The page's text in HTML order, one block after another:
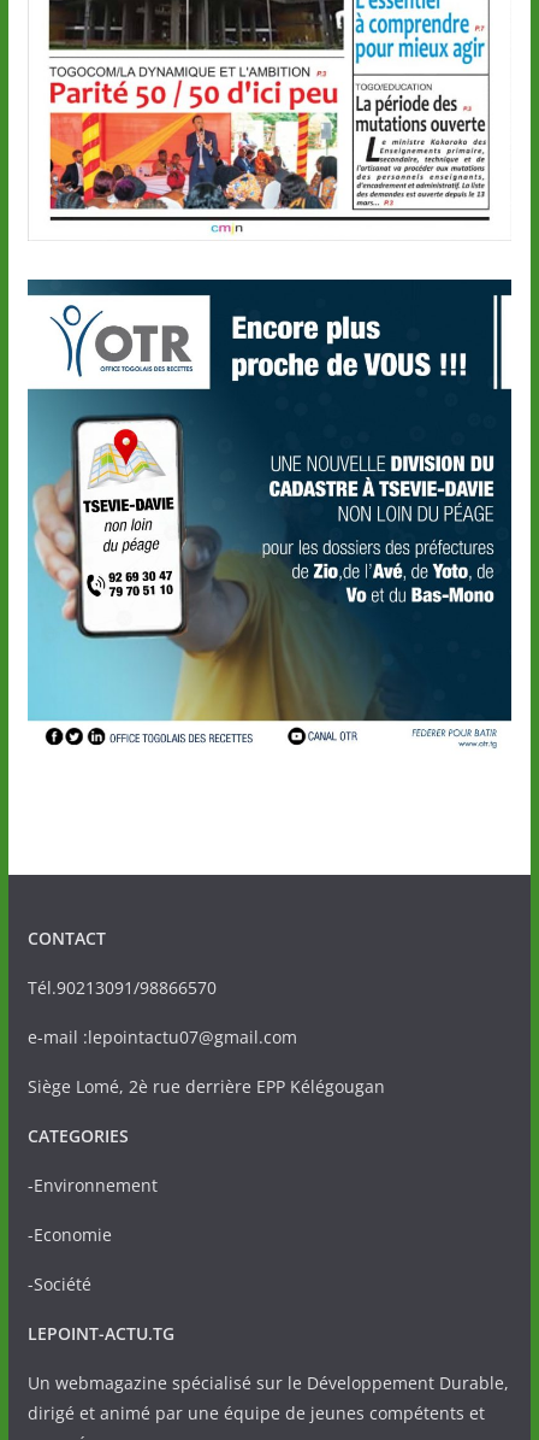
CONTACT
Tél.90213091/98866570
e-mail :lepointactu07@gmail.com
Siège Lomé, 2è rue derrière EPP Kélégougan
CATEGORIES
-Environnement
-Economie
-Société
LEPOINT-ACTU.TG
Un webmagazine spécialisé sur le Développement Durable,
dirigé et animé par une équipe de jeunes compétents et